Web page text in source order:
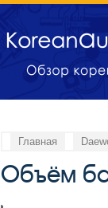
Главная
Объём